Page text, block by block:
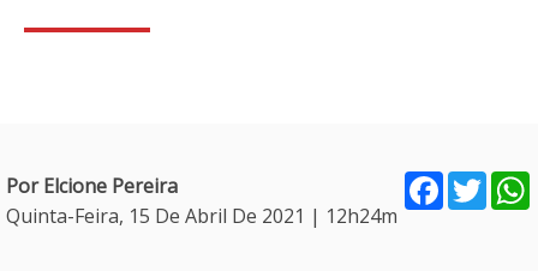
Por Elcione Pereira
Quinta-Feira, 15 De Abril De 2021 | 12h24m
Facebook